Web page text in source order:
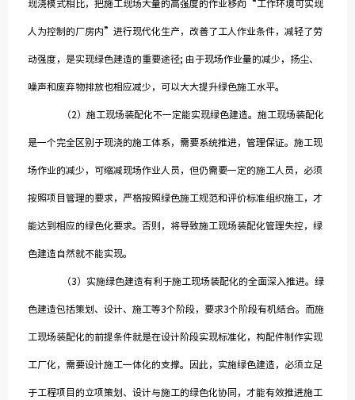
现浇模式相比，把施工现场大量的高强度的作业移向“工作环境可实现
人为控制的厂房内”进行现代化生产，改善了工人作业条件，减轻了劳
动强度，是实现绿色建造的重要途径; 由于现场作业量的减少，扬尘、
噪声和废弃物排放也相应减少，可以大大提升绿色施工水平。
（2）施工现场装配化不一定能实现绿色建造。施工现场装配化
是一个完全区别于现浇的施工体系，需要系统推进，管理保证。施工现
场作业的减少，可缩减现场作业人员，但仍需要一定的施工人员，必须
按照项目管理的要求，严格按照绿色施工规范和评价标准组织施工，才
能达到相应的绿色化要求。否则，将导致施工现场装配化管理失控，绿
色建造自然就不能实现。
（3）实施绿色建造有利于施工现场装配化的全面深入推进。绿
色建造包括策划、设计、施工等3个阶段，要求3个阶段有机结合。而施
工现场装配化的前提条件就是在设计阶段实现标准化，构配件制作实现
工厂化，需要设计施工一体化的支撑。因此，实施绿色建造，必须立足
于工程项目的立项策划、设计与施工的绿色化协同，才能有效推进施工